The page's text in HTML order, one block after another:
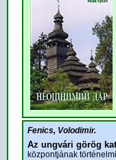
Fenics, Volodimir.
Az ungvári görög
központjának